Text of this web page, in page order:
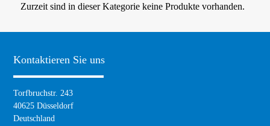
Zurzeit sind in dieser Kategorie keine Produkte vorhanden.
Kontaktieren Sie uns
Torfbruchstr. 243
40625 Düsseldorf
Deutschland